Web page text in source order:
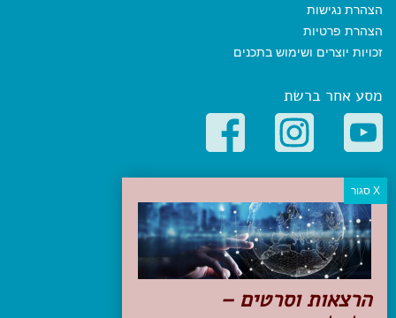
הצהרת נגישות
הצהרת פרטיות
זכויות יוצרים ושימוש בתכנים
מסע אחר ברשת
קטגוריות פופולריות
יעדים
טיולים בישראל
מלונות בוטיק בישראל
טיפים והמלצות
הכנות לנסיעה
הרצאות וסרטים –